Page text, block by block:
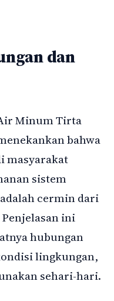
dan
Minum Tirta
bahwa
masyarakat
sistem
cermin dari
ini
hubungan
lingkungan,
sehari-hari.